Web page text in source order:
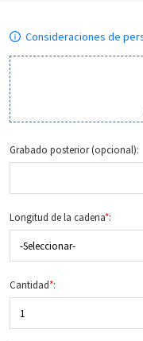
Consideraciones de
Grabado posterior (opcional):
Longitud de la cadena*:
-Seleccionar-
Cantidad*:
1